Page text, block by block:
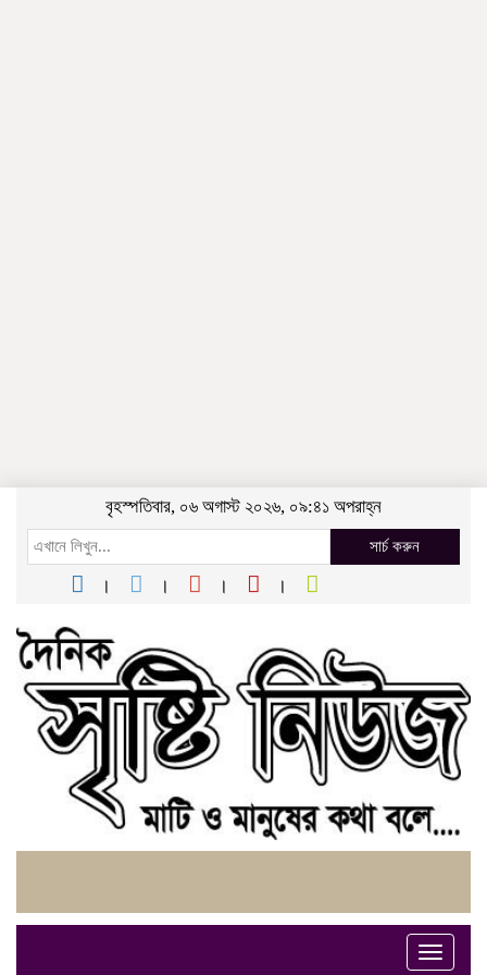
বৃহস্পতিবার, ০৬ অগাস্ট ২০২৬, ০৯:৪১ অপরাহ্ন
সার্চ করুন
Toggle